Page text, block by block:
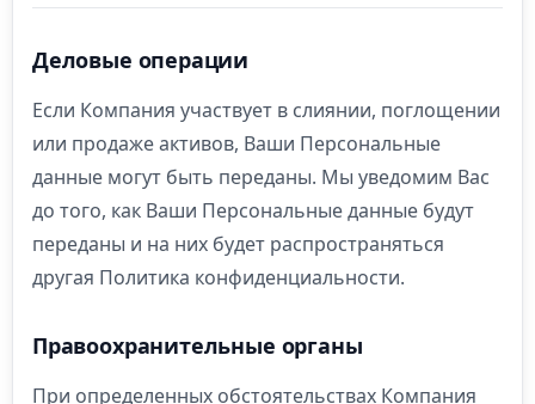
Деловые операции
Если Компания участвует в слиянии, поглощении
или продаже активов, Ваши Персональные
данные могут быть переданы. Мы уведомим Вас
до того, как Ваши Персональные данные будут
переданы и на них будет распространяться
другая Политика конфиденциальности.
Правоохранительные органы
При определенных обстоятельствах Компания